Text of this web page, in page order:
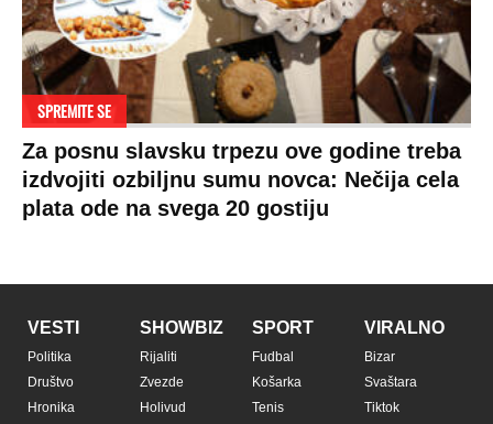
SPREMITE SE
Za posnu slavsku trpezu ove godine treba
izdvojiti ozbiljnu sumu novca: Nečija cela
plata ode na svega 20 gostiju
VESTI
Politika
Društvo
Hronika
SHOWBIZ
Rijaliti
Zvezde
Holivud
SPORT
Fudbal
Košarka
Tenis
VIRALNO
Bizar
Svaštara
Tiktok